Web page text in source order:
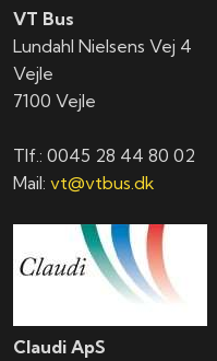
VT Bus
Lundahl Nielsens Vej 4
Vejle
7100 Vejle
Tlf.: ​0045 28 44 80 02
Mail:vt@vtbus.dk
Claudi ApS